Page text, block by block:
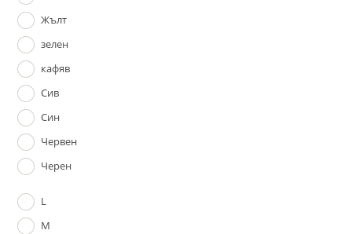
Жълт
зелен
кафяв
Сив
Син
Червен
Черен
L
M